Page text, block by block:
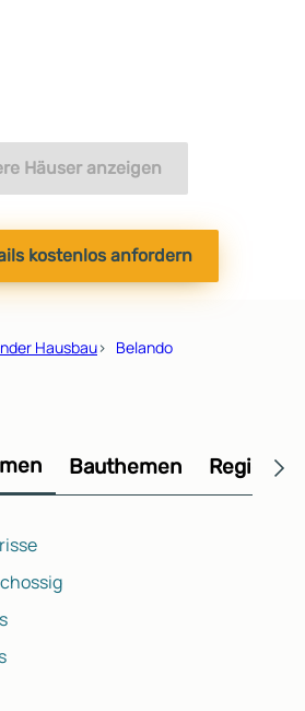
Häuser anzeigen
kostenlos anfordern
Hausbau› Belando
Bauthemen